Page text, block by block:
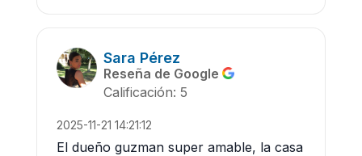
Sara Pérez
Reseña de Google
Calificación: 5
2025-11-21 14:21:12
El dueño guzman super amable, la casa